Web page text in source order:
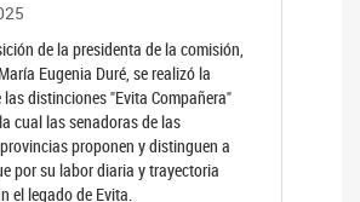
de la presidenta de la comisión,
Eugenia Duré, se realizó la
las distinciones "Evita Compañera"
cual las senadoras de las
proponen y distinguen a
por su labor diaria y trayectoria
el legado de Evita.